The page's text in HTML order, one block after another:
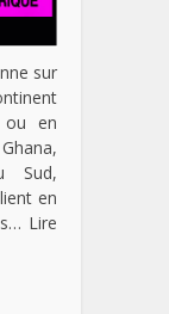
sur
ou en
Sud,
en
Lire